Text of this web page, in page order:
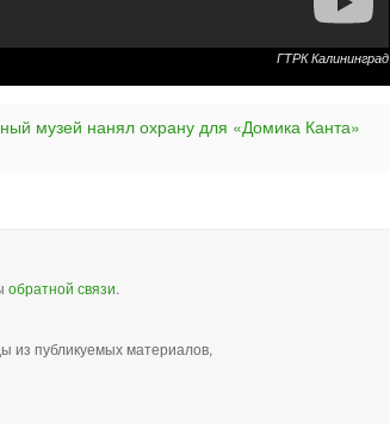
ГТРК Калининград
музей нанял охрану для «Домика Канта»
обратной связи.
из публикуемых материалов,